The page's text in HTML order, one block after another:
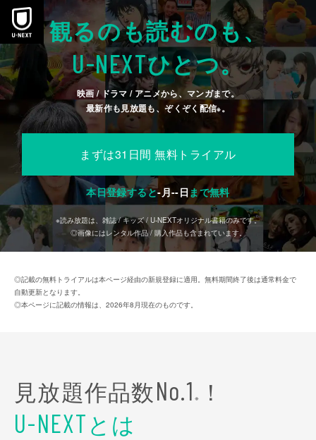
本文へスキップ
観るのも読むのも、
U-NEXTひとつ。
映画 / ドラマ / アニメから、マンガまで。
最新作も見放題も、ぞくぞく配信※。
まずは31日間 無料トライアル
本日登録すると-月--日まで無料
※読み放題は、雑誌 / キッズ / U-NEXTオリジナル書籍のみです。
◎画像にはレンタル作品 / 購入作品も含まれています。
◎記載の無料トライアルは本ページ経由の新規登録に適用。無料期間終了後は通常料金で
自動更新となります。
◎本ページに記載の情報は、2026年8月現在のものです。
見放題作品数No.1 ※ ！
U-NEXTとは